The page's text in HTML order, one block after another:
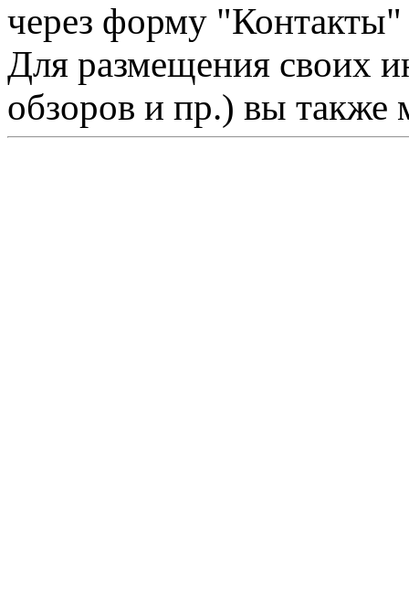
через форму "Контакты"
Для размещения своих
обзоров и пр.) вы также